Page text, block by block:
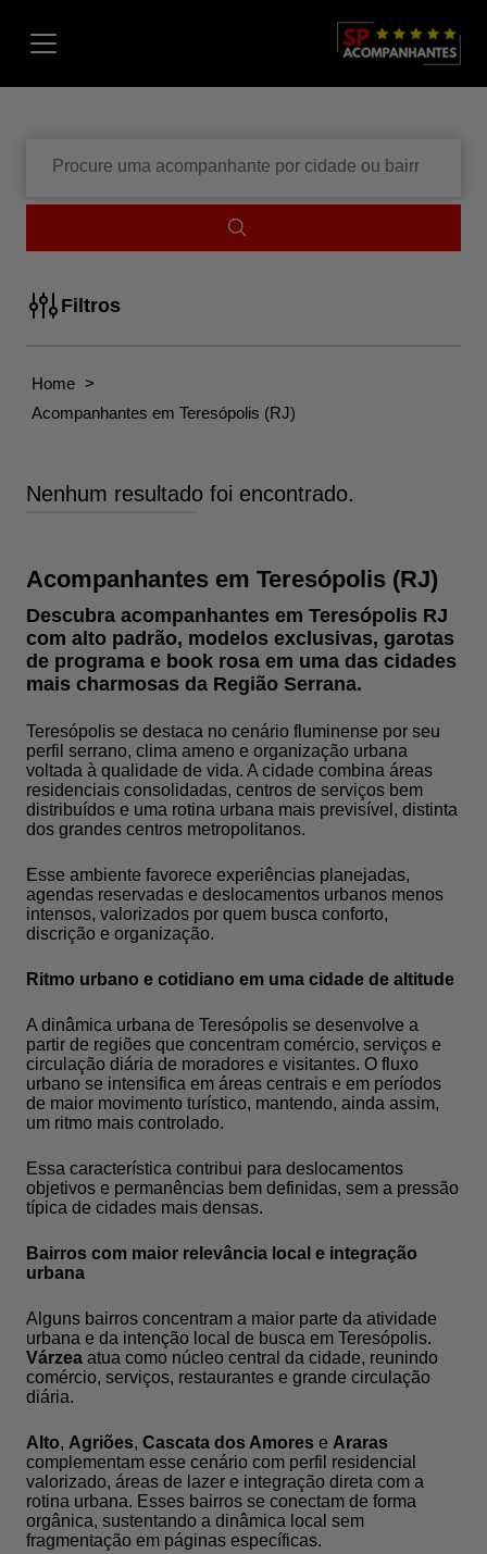
Menu
encontrar
Filtros
Home >
Acompanhantes em Teresópolis (RJ)
Nenhum resultado foi encontrado.
Acompanhantes em Teresópolis (RJ)
Descubra acompanhantes em Teresópolis RJ
com alto padrão, modelos exclusivas, garotas
de programa e book rosa em uma das cidades
mais charmosas da Região Serrana.
Teresópolis se destaca no cenário fluminense por seu
perfil serrano, clima ameno e organização urbana
voltada à qualidade de vida. A cidade combina áreas
residenciais consolidadas, centros de serviços bem
distribuídos e uma rotina urbana mais previsível, distinta
dos grandes centros metropolitanos.
Esse ambiente favorece experiências planejadas,
agendas reservadas e deslocamentos urbanos menos
intensos, valorizados por quem busca conforto,
discrição e organização.
Ritmo urbano e cotidiano em uma cidade de altitude
A dinâmica urbana de Teresópolis se desenvolve a
partir de regiões que concentram comércio, serviços e
circulação diária de moradores e visitantes. O fluxo
urbano se intensifica em áreas centrais e em períodos
de maior movimento turístico, mantendo, ainda assim,
um ritmo mais controlado.
Essa característica contribui para deslocamentos
objetivos e permanências bem definidas, sem a pressão
típica de cidades mais densas.
Bairros com maior relevância local e integração
urbana
Alguns bairros concentram a maior parte da atividade
urbana e da intenção local de busca em Teresópolis.
Várzea atua como núcleo central da cidade, reunindo
comércio, serviços, restaurantes e grande circulação
diária.
Alto, Agriões, Cascata dos Amores e Araras
complementam esse cenário com perfil residencial
valorizado, áreas de lazer e integração direta com a
rotina urbana. Esses bairros se conectam de forma
orgânica, sustentando a dinâmica local sem
fragmentação em páginas específicas.